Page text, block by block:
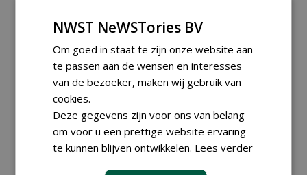
meer Groene Banen
GREEN OUTLET
Iedereen kan gratis kleine advertenties
NWST NeWSTories BV
Om goed in staat te zijn onze website aan
te passen aan de wensen en interesses
van de bezoeker, maken wij gebruik van
cookies.
Deze gegevens zijn voor ons van belang
om voor u een prettige website ervaring
te kunnen blijven ontwikkelen. Lees verder